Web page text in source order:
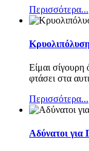
Περισσότερα...
Κρυολιπόλυση
Είμαι σίγουρη
φτάσει στα
Περισσότερα...
Αδύνατοι για